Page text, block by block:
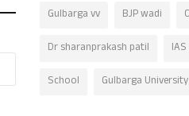
Gulbarga vv
BJP wadi
Dr sharanprakash patil
IAS
School
Gulbarga University